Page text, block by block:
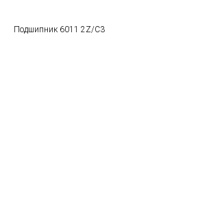
Подшипник 6011 2Z/C3